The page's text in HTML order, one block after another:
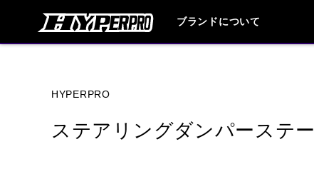
ブランドについて
HYPERPRO
ステアリングダンパーステー